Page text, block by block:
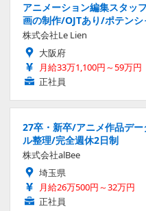
アニメーション編集スタッ
画の制作/OJTあり/ポテンシ
株式会社Le Lien
大阪府
月給33万1,100円～59万円
正社員
27卒・新卒/アニメ作品デ
ル整理/完全週休2日制
株式会社alBee
埼玉県
月給26万500円～32万円
正社員